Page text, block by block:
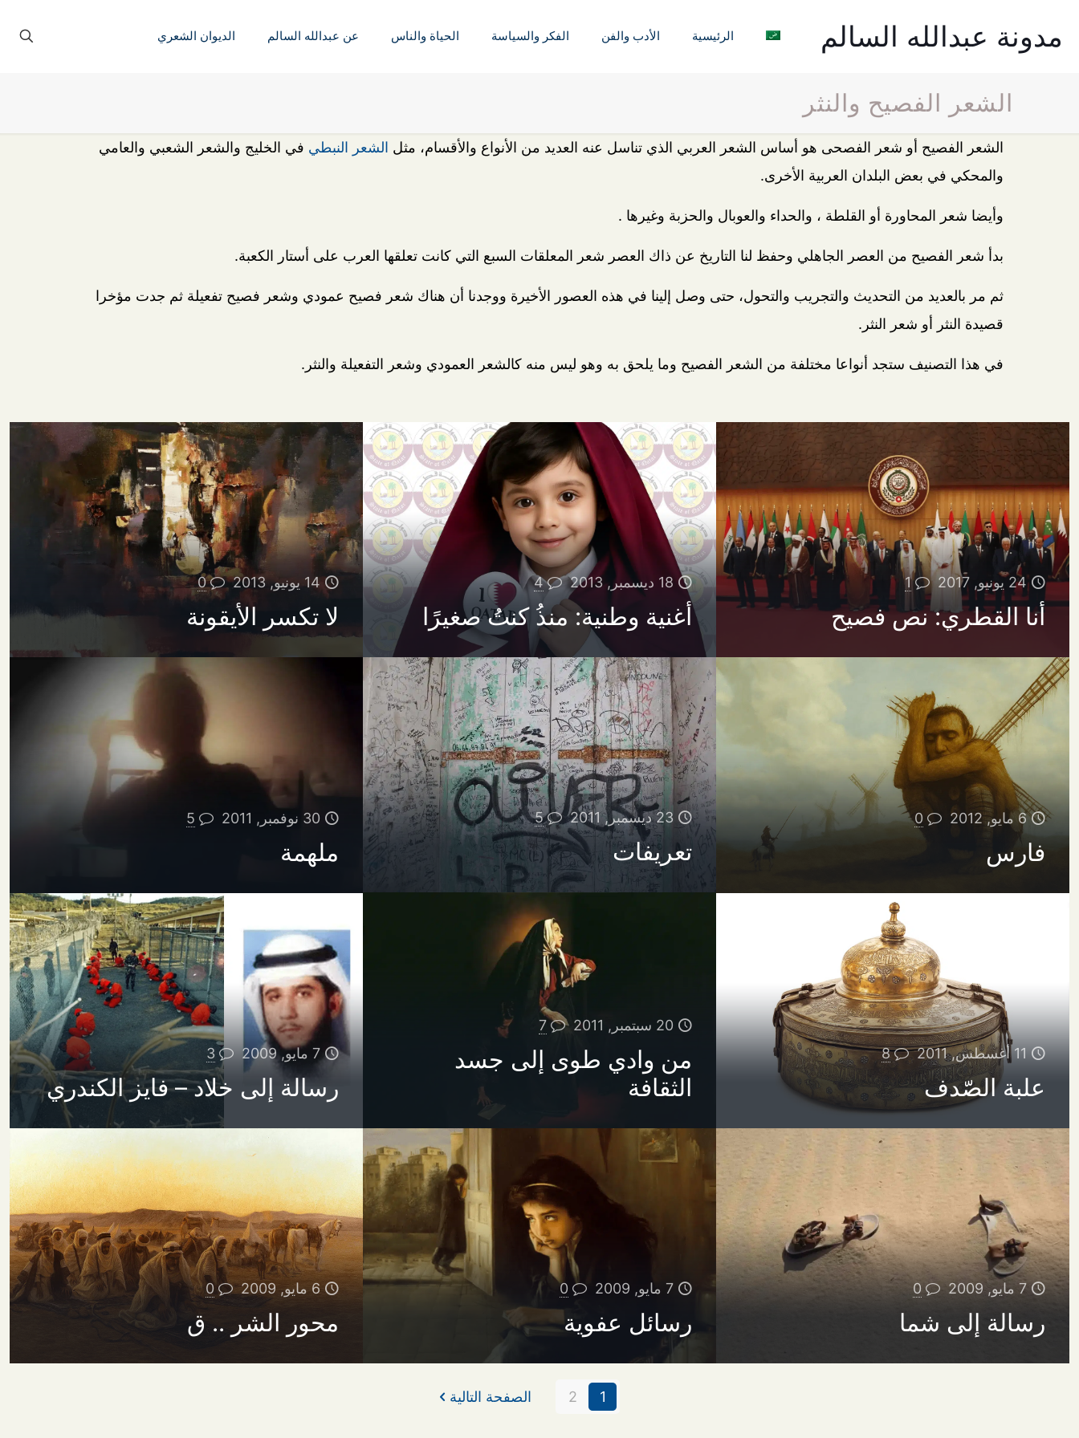
مدونة عبدالله السالم الرئيسية الأدب والفن الفكر والسياسة الحياة والناس عن عبدالله السالم الديوان الشعري
الشعر الفصيح والنثر
الشعر الفصيح أو شعر الفصحى هو أساس الشعر العربي الذي تناسل عنه العديد من الأنواع والأقسام، مثل الشعر النبطي في الخليج والشعر الشعبي والعامي
والمحكي في بعض البلدان العربية الأخرى.
وأيضا شعر المحاورة أو القلطة ، والحداء والعوبال والحزبة وغيرها .
بدأ شعر الفصيح من العصر الجاهلي وحفظ لنا التاريخ عن ذاك العصر شعر المعلقات السبع التي كانت تعلقها العرب على أستار الكعبة.
ثم مر بالعديد من التحديث والتجريب والتحول، حتى وصل إلينا في هذه العصور الأخيرة ووجدنا أن هناك شعر فصيح عمودي وشعر فصيح تفعيلة ثم جدت مؤخرا
قصيدة النثر أو شعر النثر.
في هذا التصنيف ستجد أنواعا مختلفة من الشعر الفصيح وما يلحق به وهو ليس منه كالشعر العمودي وشعر التفعيلة والنثر.
24 يونيو, 2017 1
أنا القطري: نص فصيح
18 ديسمبر, 2013 4
أغنية وطنية: منذُ كنتُ صغيرًا
14 يونيو, 2013 0
لا تكسر الأيقونة
6 مايو, 2012 0
فارس
23 ديسمبر, 2011 5
تعريفات
30 نوفمبر, 2011 5
ملهمة
20 سبتمبر, 2011 7
من وادي طوى إلى جسد
الثقافة
11 أغسطس, 2011 8
علبة الصّدف
7 مايو, 2009 3
رسالة إلى خلاد – فايز الكندري
7 مايو, 2009 0
رسائل عفوية
7 مايو, 2009 0
رسالة إلى شما
6 مايو, 2009 0
محور الشر .. ق
1
2 الصفحة التالية